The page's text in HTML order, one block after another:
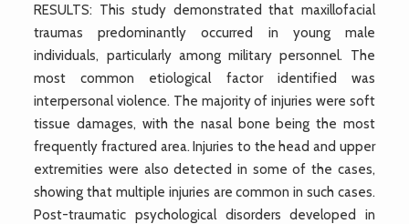
RESULTS: This study demonstrated that maxillofacial
traumas predominantly occurred in young male
individuals, particularly among military personnel. The
most common etiological factor identified was
interpersonal violence. The majority of injuries were soft
tissue damages, with the nasal bone being the most
frequently fractured area. Injuries to the head and upper
extremities were also detected in some of the cases,
showing that multiple injuries are common in such cases.
Post-traumatic psychological disorders developed in